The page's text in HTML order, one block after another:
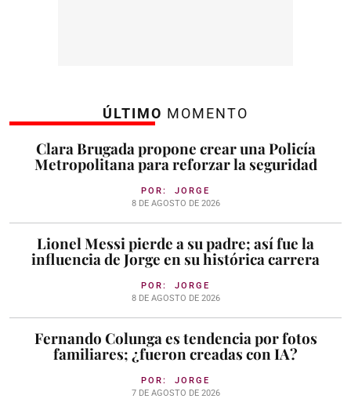
ÚLTIMO MOMENTO
Clara Brugada propone crear una Policía
Metropolitana para reforzar la seguridad
POR: JORGE
8 DE AGOSTO DE 2026
Lionel Messi pierde a su padre; así fue la
influencia de Jorge en su histórica carrera
POR: JORGE
8 DE AGOSTO DE 2026
Fernando Colunga es tendencia por fotos
familiares; ¿fueron creadas con IA?
POR: JORGE
7 DE AGOSTO DE 2026